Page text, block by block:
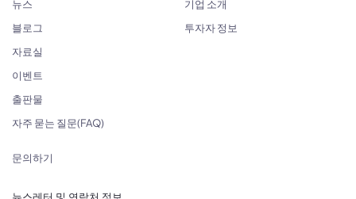
뉴스
블로그
자료실
이벤트
출판물
자주 묻는 질문(FAQ)
기업 소개
투자자 정보
문의하기